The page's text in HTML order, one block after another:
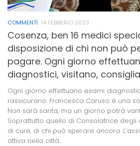
COMMENTI 14 FEBBRAIO 2023
Cosenza, ben 16 medici
disposizione di chi non può
pagare. Ogni giorno
diagnostici, visitano,
Ogni giorno effettuano esami
rassicurano. Francesca Caruso è una
Non sarà santa, ma un giorno potrà
Soprattutto quello di Consolatrice degli
di cure, di chi può sperare ancora.
attiva nella città...